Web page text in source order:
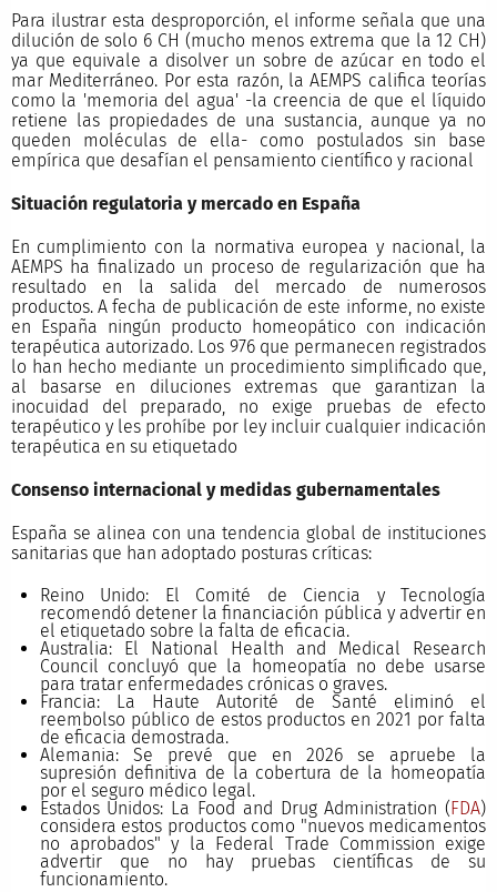
Para ilustrar esta desproporción, el informe señala que una
dilución de solo 6 CH (mucho menos extrema que la 12 CH)
ya que equivale a disolver un sobre de azúcar en todo el
mar Mediterráneo. Por esta razón, la AEMPS califica teorías
como la 'memoria del agua' -la creencia de que el líquido
retiene las propiedades de una sustancia, aunque ya no
queden moléculas de ella- como postulados sin base
empírica que desafían el pensamiento científico y racional
Situación regulatoria y mercado en España
En cumplimiento con la normativa europea y nacional, la
AEMPS ha finalizado un proceso de regularización que ha
resultado en la salida del mercado de numerosos
productos. A fecha de publicación de este informe, no existe
en España ningún producto homeopático con indicación
terapéutica autorizado. Los 976 que permanecen registrados
lo han hecho mediante un procedimiento simplificado que,
al basarse en diluciones extremas que garantizan la
inocuidad del preparado, no exige pruebas de efecto
terapéutico y les prohíbe por ley incluir cualquier indicación
terapéutica en su etiquetado
Consenso internacional y medidas gubernamentales
España se alinea con una tendencia global de instituciones
sanitarias que han adoptado posturas críticas:
Reino Unido: El Comité de Ciencia y Tecnología
recomendó detener la financiación pública y advertir en
el etiquetado sobre la falta de eficacia.
Australia: El National Health and Medical Research
Council concluyó que la homeopatía no debe usarse
para tratar enfermedades crónicas o graves.
Francia: La Haute Autorité de Santé eliminó el
reembolso público de estos productos en 2021 por falta
de eficacia demostrada.
Alemania: Se prevé que en 2026 se apruebe la
supresión definitiva de la cobertura de la homeopatía
por el seguro médico legal.
Estados Unidos: La Food and Drug Administration (FDA)
considera estos productos como "nuevos medicamentos
no aprobados" y la Federal Trade Commission exige
advertir que no hay pruebas científicas de su
funcionamiento.